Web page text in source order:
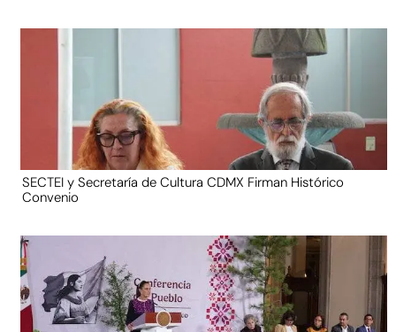
SECTEI y Secretaría de Cultura CDMX Firman Histórico
Convenio